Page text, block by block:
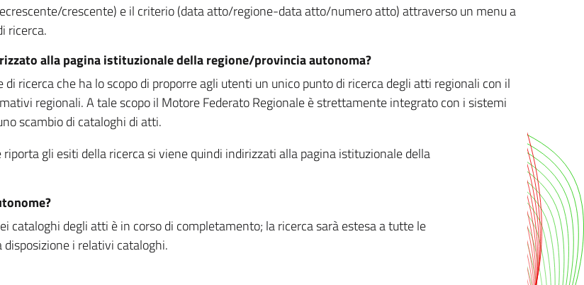
crescente) e il criterio (data atto/regione-data atto/numero atto) attraverso un menu a
ricerca.
alla pagina istituzionale della regione/provincia autonoma?
ricerca che ha lo scopo di proporre agli utenti un unico punto di ricerca degli atti regionali con il
regionali. A tale scopo il Motore Federato Regionale è strettamente integrato con i sistemi
scambio di cataloghi di atti.
gli esiti della ricerca si viene quindi indirizzati alla pagina istituzionale della
cataloghi degli atti è in corso di completamento; la ricerca sarà estesa a tutte le
i relativi cataloghi.